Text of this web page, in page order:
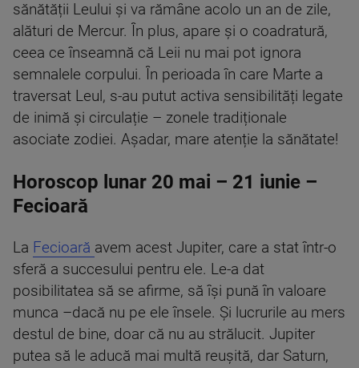
sănătății Leului și va rămâne acolo un an de zile,
alături de Mercur. În plus, apare și o coadratură,
ceea ce înseamnă că Leii nu mai pot ignora
semnalele corpului. În perioada în care Marte a
traversat Leul, s-au putut activa sensibilități legate
de inimă și circulație – zonele tradiționale
asociate zodiei. Așadar, mare atenție la sănătate!
Horoscop lunar 20 mai – 21 iunie –
Fecioară
La Fecioară avem acest Jupiter, care a stat într-o
sferă a succesului pentru ele. Le-a dat
posibilitatea să se afirme, să își pună în valoare
munca –dacă nu pe ele însele. Și lucrurile au mers
destul de bine, doar că nu au strălucit. Jupiter
putea să le aducă mai multă reușită, dar Saturn,